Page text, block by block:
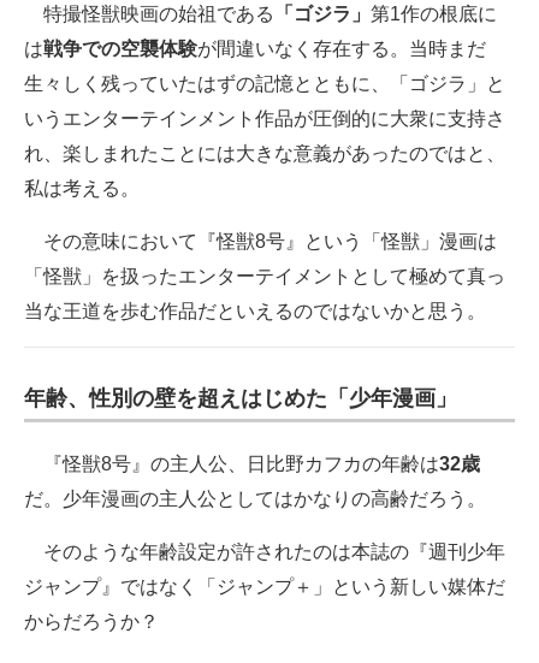
特撮怪獣映画の始祖である 「ゴジラ」 第1作の根底に
は戦争での空襲体験が間違いなく存在する。当時まだ
生々しく残っていたはずの記憶とともに、「ゴジラ」と
いうエンターテインメント作品が圧倒的に大衆に支持さ
れ、楽しまれたことには大きな意義があったのではと、
私は考える。
その意味において『怪獣8号』という「怪獣」漫画は
「怪獣」を扱ったエンターテイメントとして極めて真っ
当な王道を歩む作品だといえるのではないかと思う。
年齢、性別の壁を超えはじめた「少年漫画」
『怪獣8号』の主人公、日比野カフカの年齢は32歳
だ。少年漫画の主人公としてはかなりの高齢だろう。
そのような年齢設定が許されたのは本誌の『週刊少年
ジャンプ』ではなく「ジャンプ＋」という新しい媒体だ
からだろうか？